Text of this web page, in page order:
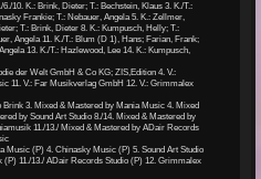
10. K.: Brink, Dieter; T.: Bechstein, Klaus 3. K./T.:
Frankie; T.: Nebauer, Angela 5. K.: Zellmer,
T.: Brink, Dieter 8. K.: Kumpusch, Helly; T.:
Angela 11. K./T.: Blum (D 1), Hans; Farian, Frank;
13. K./T.: Hazlewood, Lee 14. K.: Kumpusch,
der Welt GmbH & Co KG; ZIS,Edition 4. V.:
11. V.: Far Musikverlag GmbH 12. V.: Grimmalex
Brink 3. Mixed & Mastered by Mania Music 4. Mixed
by Sound Art Studio 8./14. Mixed & Mastered by
11./13./ Mixed & Mastered by ADair Records
Music (P) 4. Chinasky Music (P) 5. Sound Art Studio
11./13./ ADair Records Studio (P) 12. Grimmalex